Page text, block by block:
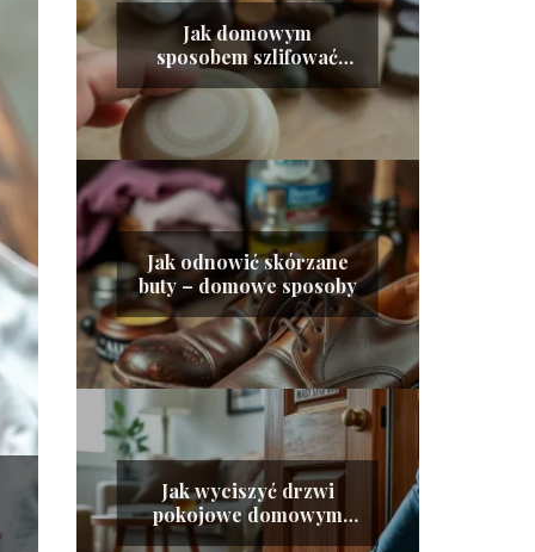
Jak domowym
sposobem szlifować
kamień?
Jak odnowić skórzane
buty – domowe sposoby
Jak wyciszyć drzwi
pokojowe domowym
sposobem?